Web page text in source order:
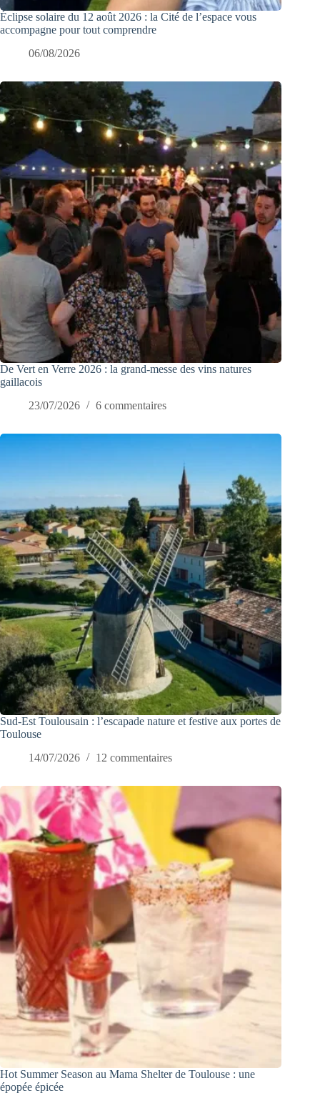
Éclipse solaire du 12 août 2026 : la Cité de l’espace vous
accompagne pour tout comprendre
06/08/2026
De Vert en Verre 2026 : la grand-messe des vins natures
gaillacois
23/07/2026
6 commentaires
Sud-Est Toulousain : l’escapade nature et festive aux portes de
Toulouse
14/07/2026
12 commentaires
Hot Summer Season au Mama Shelter de Toulouse : une
épopée épicée